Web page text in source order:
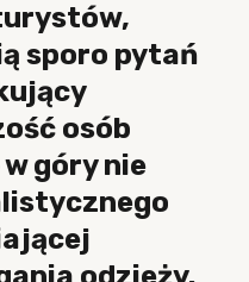
sporo pytań
osób
góry nie